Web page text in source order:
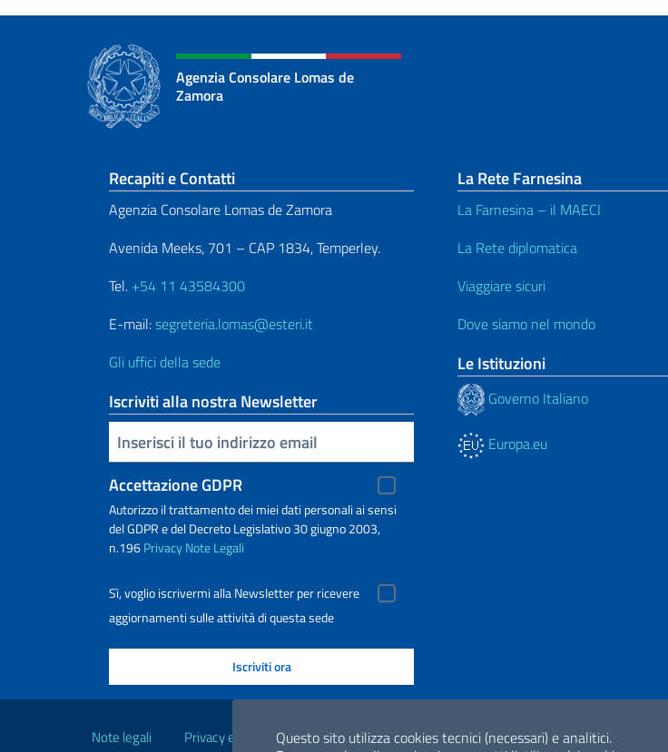
Questo sito utilizza cookies tecnici (necessari) e analitici.
Agenzia Consolare Lomas de
Zamora
Sezione footer
Recapiti e Contatti
Agenzia Consolare Lomas de Zamora
Avenida Meeks, 701 – CAP 1834, Temperley.
Tel. +54 11 43584300
E-mail:segreteria.lomas@esteri.it
Gli uffici della sede
Iscriviti alla nostra Newsletter
Inserisci la tua email
Accettazione GDPR
Autorizzo il trattamento dei miei dati personali ai sensi
del GDPR e del Decreto Legislativo 30 giugno 2003,
n.196PrivacyNote Legali
Sì, voglio iscrivermi alla Newsletter per ricevere
aggiornamenti sulle attività di questa sede
La Rete Farnesina
La Farnesina – il MAECI
La Rete diplomatica
Viaggiare sicuri
Dove siamo nel mondo
Le Istituzioni
Governo Italiano
Europa.eu
Note legali Privacy e cookie policy Dichiarazione di accessibilità